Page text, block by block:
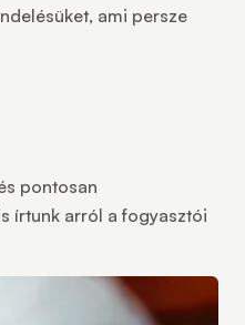
ami persze
pontosan
írtunk arról a fogyasztói